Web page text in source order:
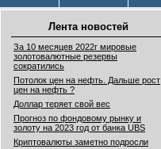
Лента новостей
За 10 месяцев 2022г мировые
золотовалютные резервы
сократились
Потолок цен на нефть. Дальше рост
цен на нефть ?
Доллар теряет свой вес
Прогноз по фондовому рынку и
золоту на 2023 год от банка UBS
Криптовалюты заметно подросли